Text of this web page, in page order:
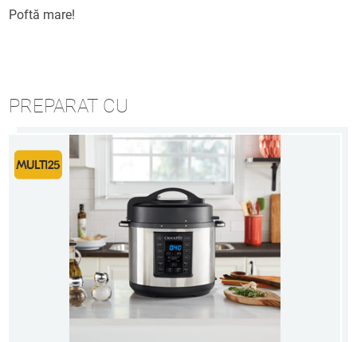
Poftă mare!
PREPARAT CU